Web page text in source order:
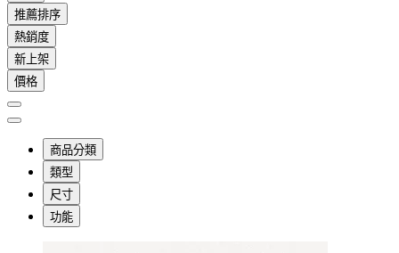
推薦排序
熱銷度
新上架
價格
商品分類
類型
尺寸
功能